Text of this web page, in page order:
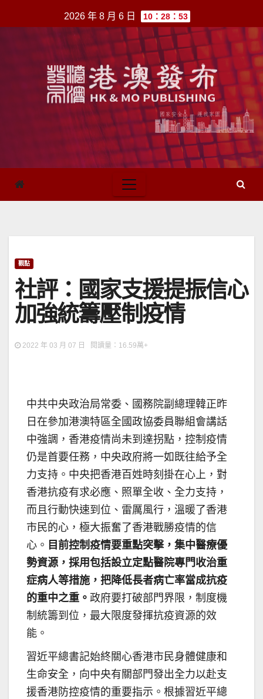
至
2026 年 8 月 6 日 10：28：53
觀點
社評：國家支援提振信心
加強統籌壓制疫情
2022 年 03 月 07 日 閱讀量：16.59萬+
中共中央政治局常委、國務院副總理韓正昨
日在參加港澳特區全國政協委員聯組會講話
中強調，香港疫情尚未到達拐點，控制疫情
仍是首要任務，中央政府將一如既往給予全
力支持。中央把香港百姓時刻掛在心上，對
香港抗疫有求必應、照單全收、全力支持，
而且行動快速到位、雷厲風行，溫暖了香港
市民的心，極大振奮了香港戰勝疫情的信
心。 目前控制疫情要重點突擊，集中醫療優
勢資源，採用包括設立定點醫院專門收治重
症病人等措施，把降低長者病亡率當成抗疫
的重中之重。 政府要打破部門界限，制度機
制統籌到位，最大限度發揮抗疫資源的效
能。
習近平總書記始終關心香港市民身體健康和
生命安全，向中央有關部門發出全力以赴支
援香港防控疫情的重要指示。根據習近平總